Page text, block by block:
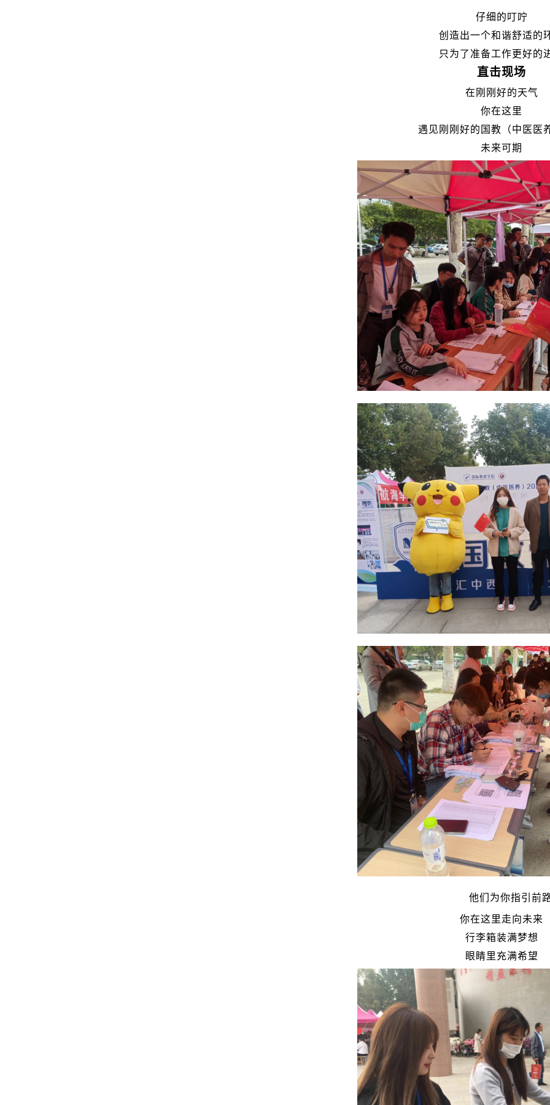
仔细的叮咛
创造出一个和谐舒适的
只为了准备工作更好的
直击现场
在刚刚好的天气
你在这里
遇见刚刚好的国教（中医医
未来可期
他们为你指引前
你在这里走向未来
行李箱装满梦想
眼睛里充满希望